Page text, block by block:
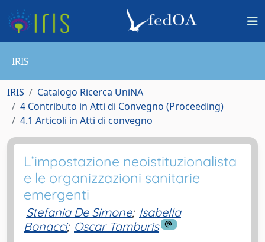
IRIS
IRIS
Catalogo Ricerca UniNA
4 Contributo in Atti di Convegno (Proceeding)
4.1 Articoli in Atti di convegno
L’impostazione neoistituzionalista
e le organizzazioni sanitarie
emergenti
Stefania De Simone; Isabella
Bonacci; Oscar Tamburis